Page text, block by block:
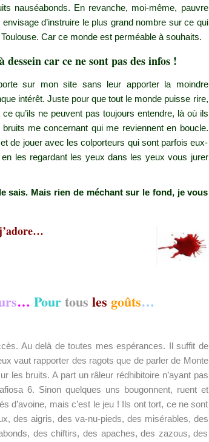
nauséabonds. En revanche, moi-même, pauvre
d’instruire le plus grand nombre sur ce qui
Car ce monde est perméable à souhaits.
dessein car ce ne sont pas des infos !
sur mon site sans leur apporter la moindre
intérêt. Juste pour que tout le monde puisse rire,
qu’ils ne peuvent pas toujours entendre, là où ils
me concernant qui me reviennent en boucle.
de jouer avec les colporteurs qui sont parfois eux-
les regardant les yeux dans les yeux vous jurer
sais. Mais rien de méchant sur le fond, je vous
… Pourtous les goûts…
Au delà de toutes mes espérances. Il suffit de
vaut rapporter des ragots que de parler de Monte
les bruits. A part un râleur rédhibitoire n’ayant pas
6. Sinon quelques uns bougonnent, ruent et
d’avoine, mais c’est le jeu ! Ils ont tort, ce ne sont
des aigris, des va-nu-pieds, des misérables, des
des chiftirs, des apaches, des zazous, des